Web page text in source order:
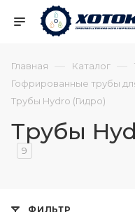
Главная — Каталог —
Гофрированные трубы
Трубы Hydro (Гидро)
Трубы
9
ФИЛЬТР